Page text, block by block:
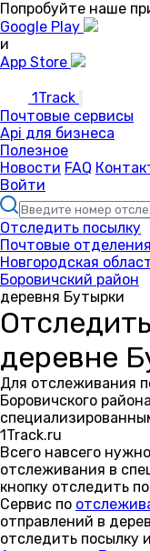
Попробуйте наше
Google Play
и
App Store
1Track
Почтовые сервисы
Api для бизнеса
Полезное
Новости FAQ
Войти
Отследить посылку
Почтовые отделения
Новгородская
Боровичский район
деревня Бутырки
деревне
Для отслеживания
Боровичского
1Track.ru
Всего навсего
отслеживания в
кнопку отследить
Сервис по
отправлений в
отследить посылку